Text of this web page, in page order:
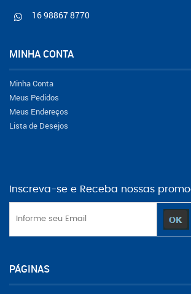
16 98867 8770
MINHA CONTA
Minha Conta
Meus Pedidos
Meus Endereços
Lista de Desejos
Inscreva-se e Receba nossas
PÁGINAS